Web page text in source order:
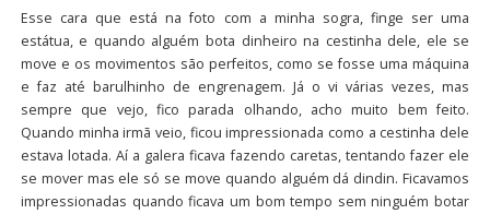
Esse cara que está na foto com a minha sogra, finge ser uma
estátua, e quando alguém bota dinheiro na cestinha dele, ele se
move e os movimentos são perfeitos, como se fosse uma máquina
e faz até barulhinho de engrenagem. Já o vi várias vezes, mas
sempre que vejo, fico parada olhando, acho muito bem feito.
Quando minha irmã veio, ficou impressionada como a cestinha dele
estava lotada. Aí a galera ficava fazendo caretas, tentando fazer ele
se mover mas ele só se move quando alguém dá dindin. Ficavamos
impressionadas quando ficava um bom tempo sem ninguém botar